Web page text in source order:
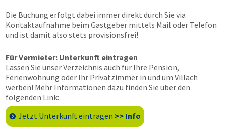
Die Buchung erfolgt dabei immer direkt durch Sie via
Kontaktaufnahme beim Gastgeber mittels Mail oder Telefon
und ist damit also stets provisionsfrei!
Für Vermieter: Unterkunft eintragen
Lassen Sie unser Verzeichnis auch für Ihre Pension,
Ferienwohnung oder Ihr Privatzimmer in und um Villach
werben! Mehr Informationen dazu finden Sie über den
folgenden Link:
Jetzt Unterkunft eintragen >> Info